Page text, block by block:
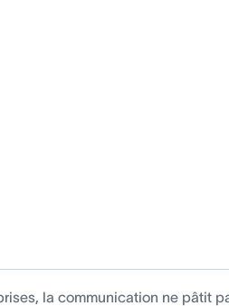
la communication ne pâtit